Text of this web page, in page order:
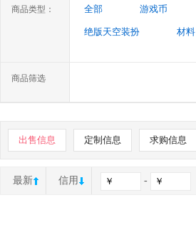
商品类型： 全部 游戏币
绝版天空装扮 材料
商品筛选
出售信息 定制信息 求购信息
最新 信用 -